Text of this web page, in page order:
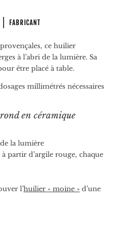
FABRICANT
ce huilier
à l’abri de la lumière. Sa
être placé à table.
millimétrés nécessaires
en céramique
la lumière
partir d’argile rouge, chaque
l’huilier « moine » d’une